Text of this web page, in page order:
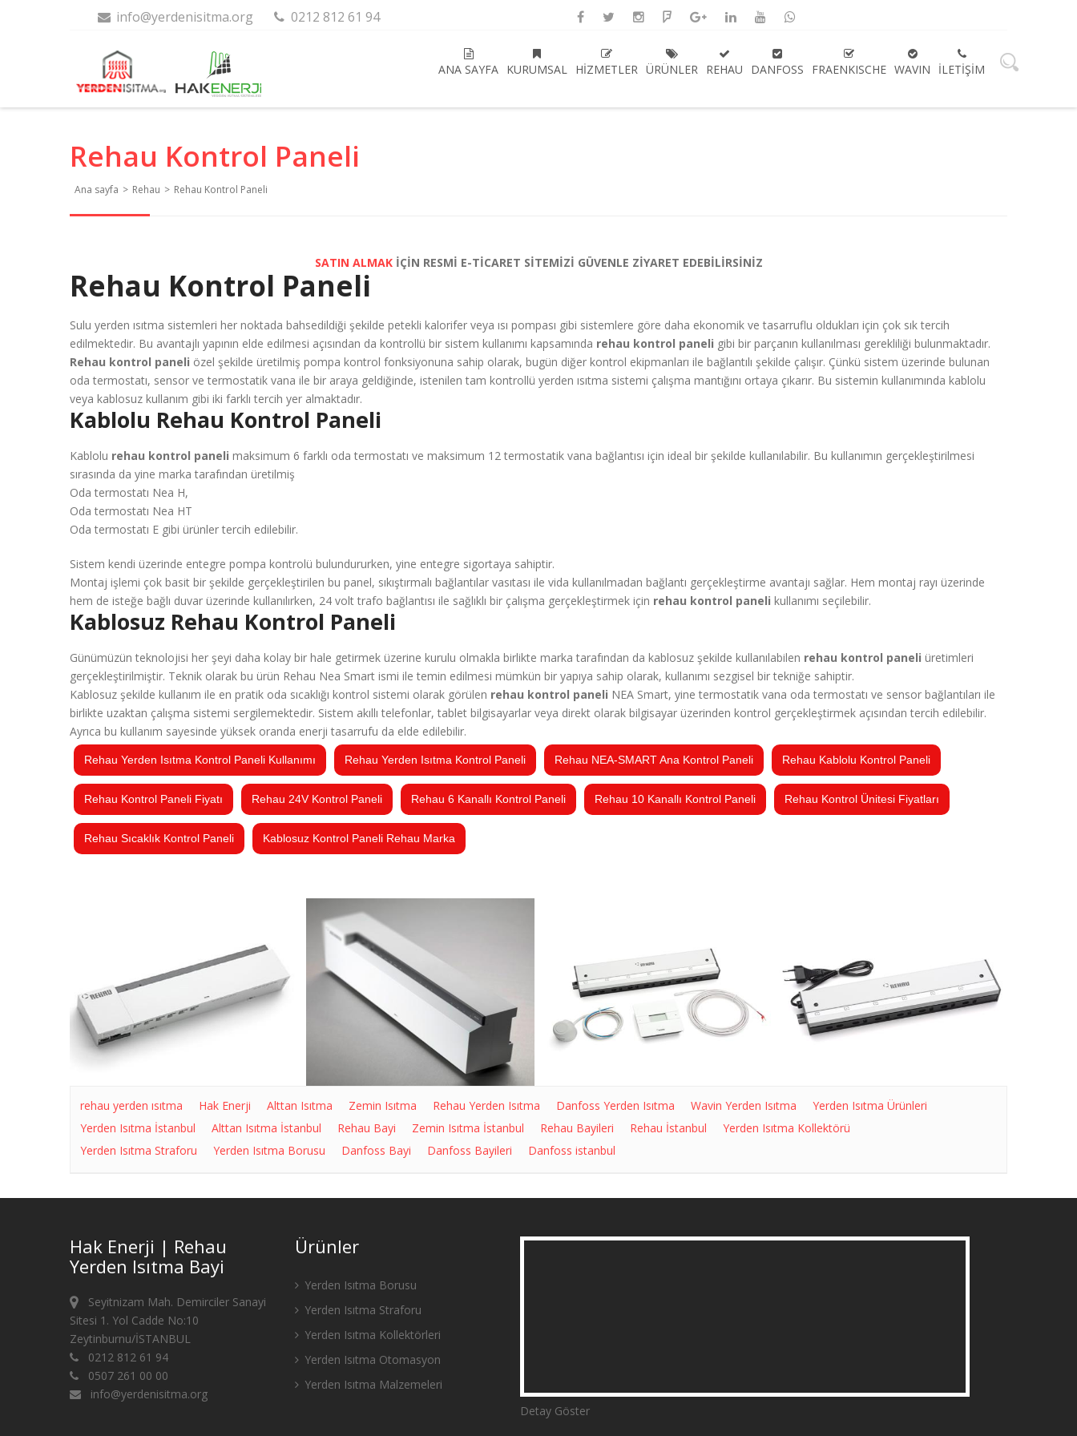
info@yerdenisitma.org 0212 812 61 94
ANA SAYFA KURUMSAL HIZMETLER ÜRÜNLER REHAU DANFOSS FRAENKISCHE WAVIN İLETIŞIM
Rehau Kontrol Paneli
Ana sayfa > Rehau > Rehau Kontrol Paneli
SATIN ALMAKİÇİN RESMİ E-TİCARET SİTEMİZİ GÜVENLE ZİYARET EDEBİLİRSİNİZ
Rehau Kontrol Paneli
Sulu yerden ısıtma sistemleri her noktada bahsedildiği şekilde petekli kalorifer veya ısı pompası gibi sistemlere göre daha ekonomik ve tasarruflu oldukları için çok sık tercih
edilmektedir. Bu avantajlı yapının elde edilmesi açısından da kontrollü bir sistem kullanımı kapsamında rehau kontrol paneli gibi bir parçanın kullanılması gerekliliği bulunmaktadır.
Rehau kontrol paneli özel şekilde üretilmiş pompa kontrol fonksiyonuna sahip olarak, bugün diğer kontrol ekipmanları ile bağlantılı şekilde çalışır. Çünkü sistem üzerinde bulunan
oda termostatı, sensor ve termostatik vana ile bir araya geldiğinde, istenilen tam kontrollü yerden ısıtma sistemi çalışma mantığını ortaya çıkarır. Bu sistemin kullanımında kablolu
veya kablosuz kullanım gibi iki farklı tercih yer almaktadır.
Kablolu Rehau Kontrol Paneli
Kablolu rehau kontrol paneli maksimum 6 farklı oda termostatı ve maksimum 12 termostatik vana bağlantısı için ideal bir şekilde kullanılabilir. Bu kullanımın gerçekleştirilmesi
sırasında da yine marka tarafından üretilmiş
Oda termostatı Nea H,
Oda termostatı Nea HT
Oda termostatı E gibi ürünler tercih edilebilir.
Sistem kendi üzerinde entegre pompa kontrolü bulundururken, yine entegre sigortaya sahiptir.
Montaj işlemi çok basit bir şekilde gerçekleştirilen bu panel, sıkıştırmalı bağlantılar vasıtası ile vida kullanılmadan bağlantı gerçekleştirme avantajı sağlar. Hem montaj rayı üzerinde
hem de isteğe bağlı duvar üzerinde kullanılırken, 24 volt trafo bağlantısı ile sağlıklı bir çalışma gerçekleştirmek için rehau kontrol paneli kullanımı seçilebilir.
Kablosuz Rehau Kontrol Paneli
Günümüzün teknolojisi her şeyi daha kolay bir hale getirmek üzerine kurulu olmakla birlikte marka tarafından da kablosuz şekilde kullanılabilen rehau kontrol paneli üretimleri
gerçekleştirilmiştir. Teknik olarak bu ürün Rehau Nea Smart ismi ile temin edilmesi mümkün bir yapıya sahip olarak, kullanımı sezgisel bir tekniğe sahiptir.
Kablosuz şekilde kullanım ile en pratik oda sıcaklığı kontrol sistemi olarak görülen rehau kontrol paneli NEA Smart, yine termostatik vana oda termostatı ve sensor bağlantıları ile
birlikte uzaktan çalışma sistemi sergilemektedir. Sistem akıllı telefonlar, tablet bilgisayarlar veya direkt olarak bilgisayar üzerinden kontrol gerçekleştirmek açısından tercih edilebilir.
Ayrıca bu kullanım sayesinde yüksek oranda enerji tasarrufu da elde edilebilir.
Rehau Yerden Isıtma Kontrol Paneli Kullanımı Rehau Yerden Isıtma Kontrol Paneli Rehau NEA-SMART Ana Kontrol Paneli Rehau Kablolu Kontrol Paneli
Rehau Kontrol Paneli Fiyatı Rehau 24V Kontrol Paneli Rehau 6 Kanallı Kontrol Paneli Rehau 10 Kanallı Kontrol Paneli Rehau Kontrol Ünitesi Fiyatları
Rehau Sıcaklık Kontrol Paneli Kablosuz Kontrol Paneli Rehau Marka
rehau yerden ısıtma Hak Enerji Alttan Isıtma Zemin Isıtma Rehau Yerden Isıtma Danfoss Yerden Isıtma Wavin Yerden Isıtma
Yerden Isıtma Ürünleri
Yerden Isıtma İstanbul
Alttan Isıtma İstanbul Rehau Bayi Zemin Isıtma İstanbul Rehau Bayileri Rehau İstanbul
Yerden Isıtma Kollektörü
Yerden Isıtma Straforu
Yerden Isıtma Borusu Danfoss Bayi Danfoss Bayileri Danfoss istanbul
Hak Enerji | Rehau
Yerden Isıtma Bayi
Seyitnizam Mah. Demirciler Sanayi
Sitesi 1. Yol Cadde No:10
Zeytinburnu/İSTANBUL
0212 812 61 94
0507 261 00 00
info@yerdenisitma.org
Ürünler
Yerden Isıtma Borusu
Yerden Isıtma Straforu
Yerden Isıtma Kollektörleri
Yerden Isıtma Otomasyon
Yerden Isıtma Malzemeleri
Detay Göster